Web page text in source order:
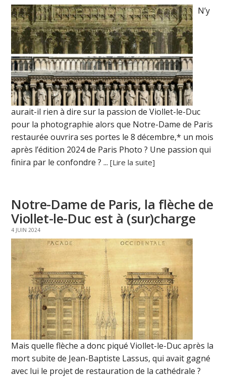
N’y
aurait-il rien à dire sur la passion de Viollet-le-Duc
pour la photographie alors que Notre-Dame de Paris
restaurée ouvrira ses portes le 8 décembre,* un mois
après l’édition 2024 de Paris Photo ? Une passion qui
finira par le confondre ? ...[Lire la suite]
Notre-Dame de Paris, la flèche de
Viollet-le-Duc est à (sur)charge
4 JUIN 2024
Mais quelle flèche a donc piqué Viollet-le-Duc après la
mort subite de Jean-Baptiste Lassus, qui avait gagné
avec lui le projet de restauration de la cathédrale ?